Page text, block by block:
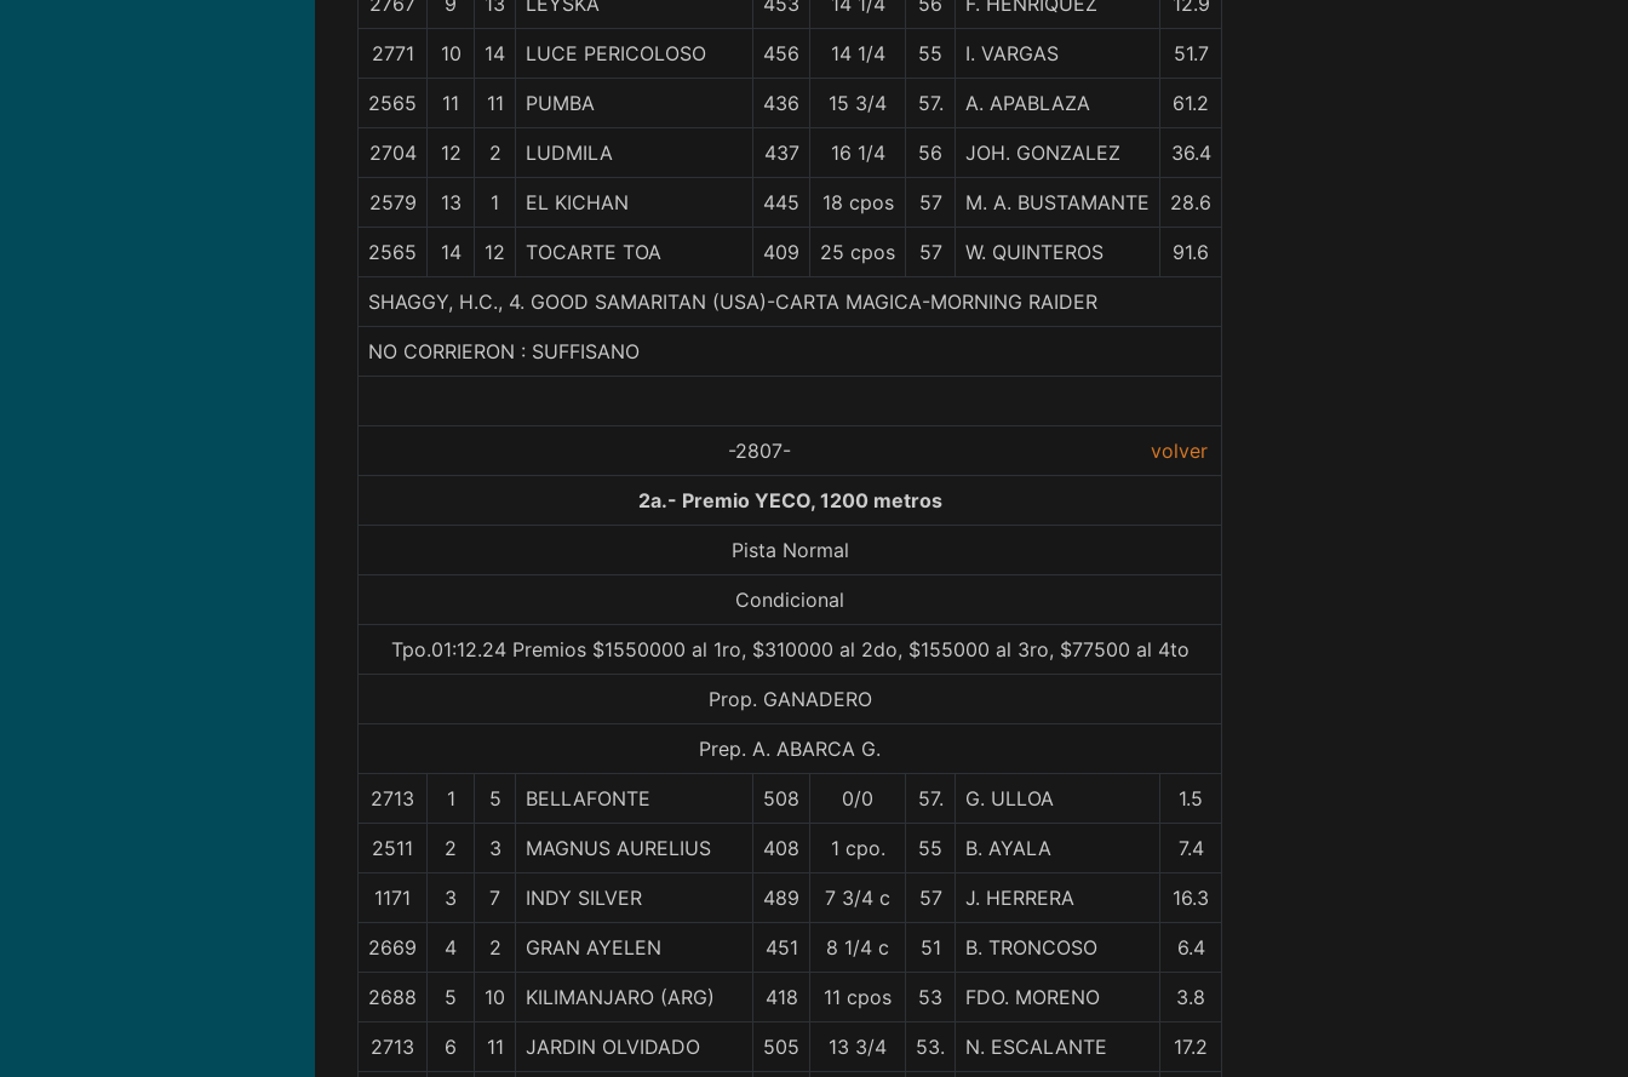
2771 10 14 LUCE PERICOLOSO 456 14 1/4 55 I. VARGAS 51.7
2565 11 11 PUMBA 436 15 3/4 57. A. APABLAZA 61.2
2704 12 2 LUDMILA 437 16 1/4 56 JOH. GONZALEZ 36.4
2579 13 1 EL KICHAN 445 18 cpos 57 M. A. BUSTAMANTE 28.6
2565 14 12 TOCARTE TOA 409 25 cpos 57 W. QUINTEROS 91.6
SHAGGY, H.C., 4. GOOD SAMARITAN (USA)-CARTA MAGICA-MORNING RAIDER
NO CORRIERON : SUFFISANO
-2807- volver
2a.- Premio YECO, 1200 metros
Pista Normal
Condicional
Tpo.01:12.24 Premios $1550000 al 1ro, $310000 al 2do, $155000 al 3ro, $77500 al 4to
Prop. GANADERO
Prep. A. ABARCA G.
2713 1 5 BELLAFONTE 508 0/0 57. G. ULLOA 1.5
2511 2 3 MAGNUS AURELIUS 408 1 cpo. 55 B. AYALA 7.4
1171 3 7 INDY SILVER 489 7 3/4 c 57 J. HERRERA 16.3
2669 4 2 GRAN AYELEN 451 8 1/4 c 51 B. TRONCOSO 6.4
2688 5 10 KILIMANJARO (ARG) 418 11 cpos 53 FDO. MORENO 3.8
2713 6 11 JARDIN OLVIDADO 505 13 3/4 53. N. ESCALANTE 17.2